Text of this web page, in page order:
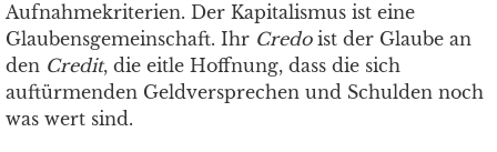
Aufnahmekriterien. Der Kapitalismus ist eine
Glaubensgemeinschaft. Ihr Credo ist der Glaube an
den Credit, die eitle Hoffnung, dass die sich
auftürmenden Geldversprechen und Schulden noch
was wert sind.